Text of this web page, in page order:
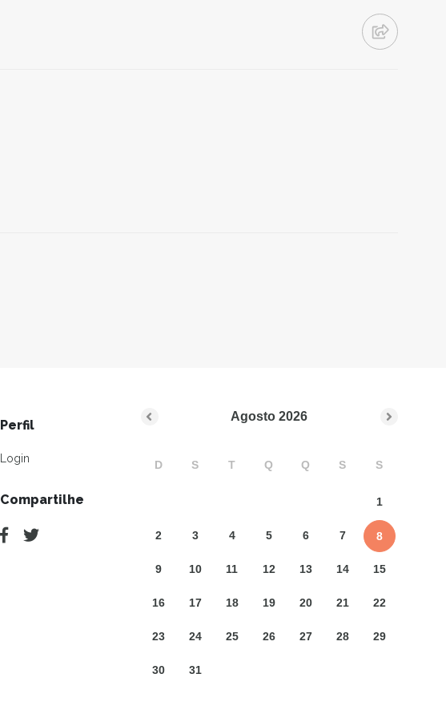
Perfil
Login
Compartilhe
Agosto 2026
D S T Q Q S S
1
2 3 4 5 6 7 8
9 10 11 12 13 14 15
16 17 18 19 20 21 22
23 24 25 26 27 28 29
30 31